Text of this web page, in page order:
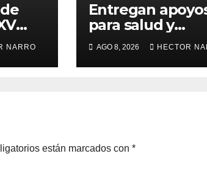
de
NARRO
Entregan
para salud y
necesidades del
hogar a familias
Cabo San Lucas
AGO 8, 2026 HECTOR
están marcados con *